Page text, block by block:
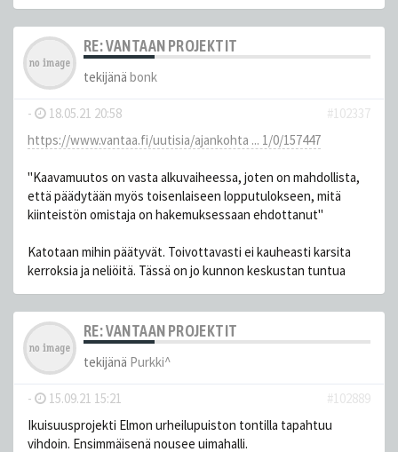
RE: VANTAAN PROJEKTIT
tekijänä bonk
- 18.05.21 20:58
#102337
https://www.vantaa.fi/uutisia/ajankohta ... 1/0/157447
"Kaavamuutos on vasta alkuvaiheessa, joten on mahdollista,
että päädytään myös toisenlaiseen lopputulokseen, mitä
kiinteistön omistaja on hakemuksessaan ehdottanut"
Katotaan mihin päätyvät. Toivottavasti ei kauheasti karsita
kerroksia ja neliöitä. Tässä on jo kunnon keskustan tuntua
RE: VANTAAN PROJEKTIT
tekijänä Purkki^
- 15.09.21 15:21
#102889
Ikuisuusprojekti Elmon urheilupuiston tontilla tapahtuu
vihdoin. Ensimmäisenä nousee uimahalli.